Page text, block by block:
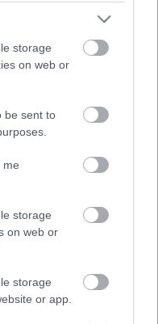
storage
on web or
be sent to
me
storage
on web or
storage
or app.
8
6
3
4
6
3